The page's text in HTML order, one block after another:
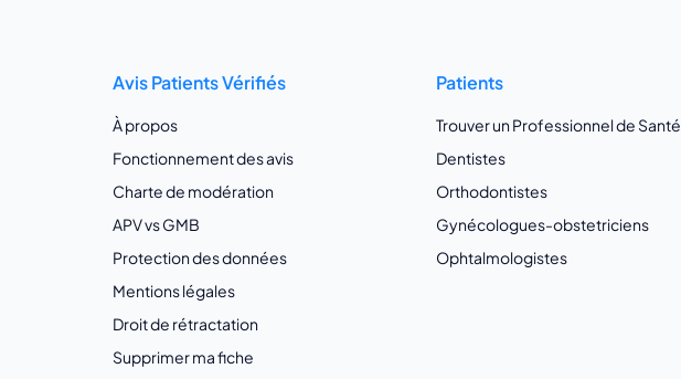
Avis Patients Vérifiés
À propos
Fonctionnement des avis
Charte de modération
APV vs GMB
Protection des données
Mentions légales
Droit de rétractation
Supprimer ma fiche
Patients
Trouver un Professionnel de Santé
Dentistes
Orthodontistes
Gynécologues-obstetriciens
Ophtalmologistes